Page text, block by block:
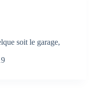
soit le garage,